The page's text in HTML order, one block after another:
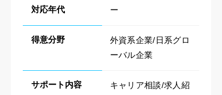
対応年代 ー
得意分野
外資系企業/日系グロ
ーバル企業
サポート内容
キャリア相談/求人紹